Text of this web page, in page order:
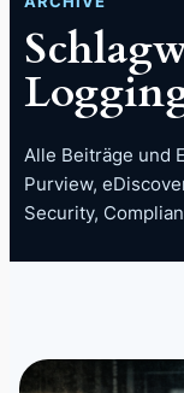
Alle Beiträge und
Purview,
Security,